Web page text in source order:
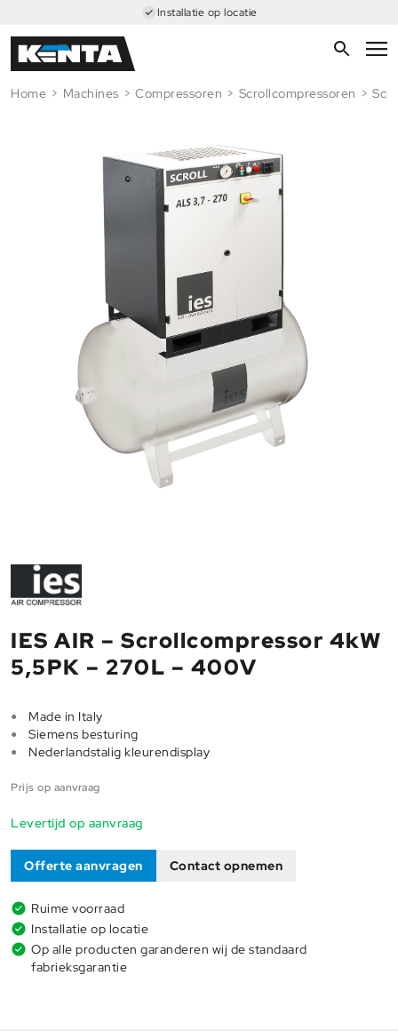
Installatie op locatie
Home > Machines > Compressoren > Scrollcompressoren >
IES AIR – Scrollcompressor 4kW
5,5PK – 270L – 400V
Made in Italy
Siemens besturing
Nederlandstalig kleurendisplay
Prijs op aanvraag
Levertijd op aanvraag
Offerte aanvragen Contact opnemen
Ruime voorraad
Installatie op locatie
Op alle producten garanderen wij de standaard
fabrieksgarantie